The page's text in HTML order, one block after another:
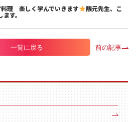
理 楽しく学んでいきます 隈元先生、こ
す。
一覧に戻る 前の記事